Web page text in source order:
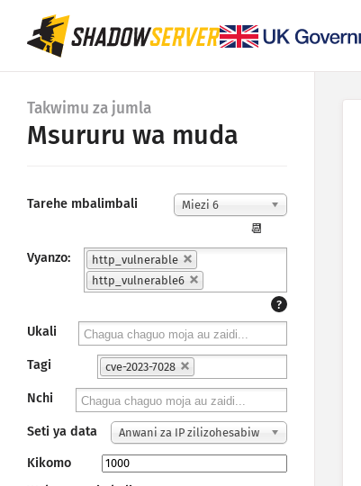
Takwimu za jumla
Msururu wa muda
Tarehe mbalimbali Miezi 6
📆
Vyanzo:
http_vulnerable
http_vulnerable6
?
Ukali
Tagi cve-2023-7028
Nchi
Seti ya data
Anwani za IP zilizohesabiw
a
Kikomo